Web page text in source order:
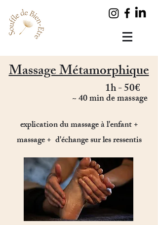
Massage Métamorphique
~ 40 min de massage
1h - 50€
explication du massage à l'enfant +
massage + d'échange sur les ressentis